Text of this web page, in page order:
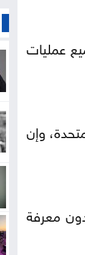
عمليات
وإن
معرفة